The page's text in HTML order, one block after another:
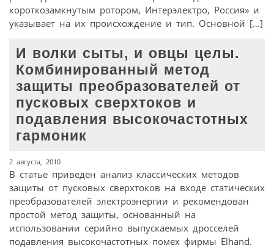
короткозамкнутым ротором, Интерэлектро, Россия» и
указывает на их происхождение и тип. Основной […]
И волки сыты, и овцы целы.
Комбинированный метод
защиты преобразователей от
пусковых сверхтоков и
подавления высокочастотных
гармоник
2 августа, 2010
В статье приведен анализ классических методов
защиты от пусковых сверхтоков на входе статических
преобразователей электроэнергии и рекомендован
простой метод защиты, основанный на
использовании серийно выпускаемых дросселей
подавления высокочастотных помех фирмы Elhand.